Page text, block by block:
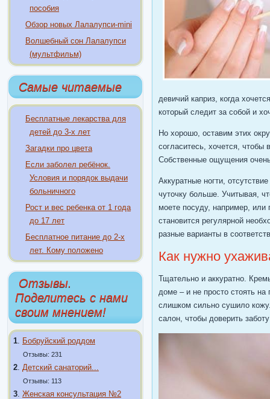
пособия
Обзор новых Лалалупси-mini
Волшебный сон Лалалупси
(мультфильм)
Самые читаемые
Бесплатные лекарства для
детей до 3-х лет
Загадки про цвета
Если заболел ребёнок.
Условия и порядок выдачи
больничного
Рост и вес ребенка от 1 года
до 17 лет
Бесплатное питание до 2-х
лет. Кому положено
Отзывы.
Поделитесь с нами
своим мнением!
1 Бобруйский роддом
Отзывы: 231
2 Детский санаторий...
Отзывы: 113
3 Женская консультация №2
девичий каприз, когда
который следит за собой и
Но хорошо, оставим этих
согласитесь, хочется,
Собственные ощущения
Аккуратные ногти,
чуточку больше. Учитывая,
моете посуду, например,
становится регулярной
разные варианты в
Как нужно
Тщательно и аккуратно.
доме – и не просто стоять
слишком сильно сушило
салон, чтобы доверить